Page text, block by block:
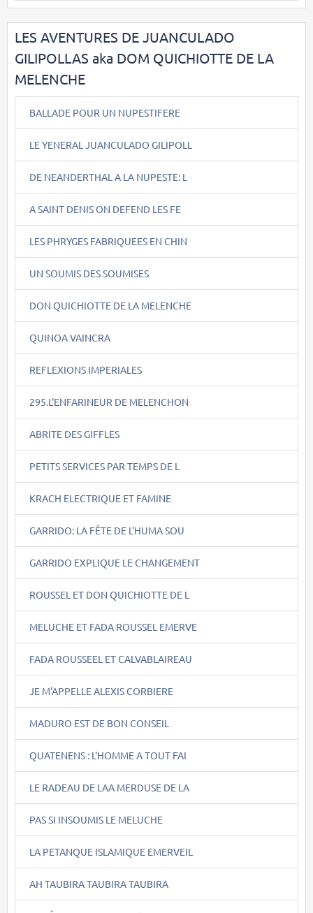
LES AVENTURES DE JUANCULADO
GILIPOLLAS aka DOM QUICHIOTTE DE LA
MELENCHE
BALLADE POUR UN NUPESTIFERE
LE YENERAL JUANCULADO GILIPOLL
DE NEANDERTHAL A LA NUPESTE: L
A SAINT DENIS ON DEFEND LES FE
LES PHRYGES FABRIQUEES EN CHIN
UN SOUMIS DES SOUMISES
DON QUICHIOTTE DE LA MELENCHE
QUINOA VAINCRA
REFLEXIONS IMPERIALES
295.L'ENFARINEUR DE MELENCHON
ABRITE DES GIFFLES
PETITS SERVICES PAR TEMPS DE L
KRACH ELECTRIQUE ET FAMINE
GARRIDO: LA FÊTE DE L'HUMA SOU
GARRIDO EXPLIQUE LE CHANGEMENT
ROUSSEL ET DON QUICHIOTTE DE L
MELUCHE ET FADA ROUSSEL EMERVE
FADA ROUSSEEL ET CALVABLAIREAU
JE M'APPELLE ALEXIS CORBIERE
MADURO EST DE BON CONSEIL
QUATENENS : L'HOMME A TOUT FAI
LE RADEAU DE LAA MERDUSE DE LA
PAS SI INSOUMIS LE MELUCHE
LA PETANQUE ISLAMIQUE EMERVEIL
AH TAUBIRA TAUBIRA TAUBIRA